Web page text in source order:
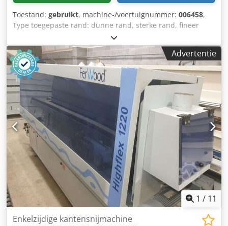
Toestand: gebruikt, machine-/voertuignummer: 006458,
Type toegepaste rand: dunne rand, sterke rand, fineer
Lijmsysteem: EVA voegen frezen: ja Multifunctionele
eenheid: ja Max. snelheid: 11 m/min Djdenzrt Ajpfx Ac
Nskr Maximale paneeldikte: 50 mm
Advertentie
1 / 11
Enkelzijdige kantensnijmachine